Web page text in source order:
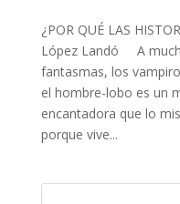
¿POR QUÉ LAS
López Landó A
fantasmas, los
el hombre-lobo es un
encantadora que lo
porque vive...